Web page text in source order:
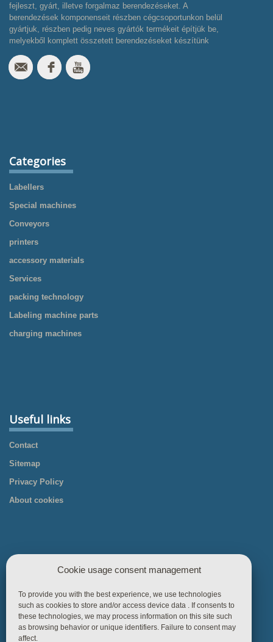
fejleszt, gyárt, illetve forgalmaz berendezéseket. A
berendezések komponenseit részben cégcsoportunkon belül
gyártjuk, részben pedig neves gyártók termékeit építjük be,
melyekből komplett összetett berendezéseket készítünk
Categories
Labellers
Special machines
Conveyors
printers
accessory materials
Services
packing technology
Labeling machine parts
charging machines
Useful links
Contact
Sitemap
Privacy Policy
About cookies
Home
Products
Cookie usage consent management
To provide you with the best experience, we use technologies
such as cookies to store and/or access device data . If consents to
these technologies, we may process information on this site such
as browsing behavior or unique identifiers. Failure to consent may
affect.